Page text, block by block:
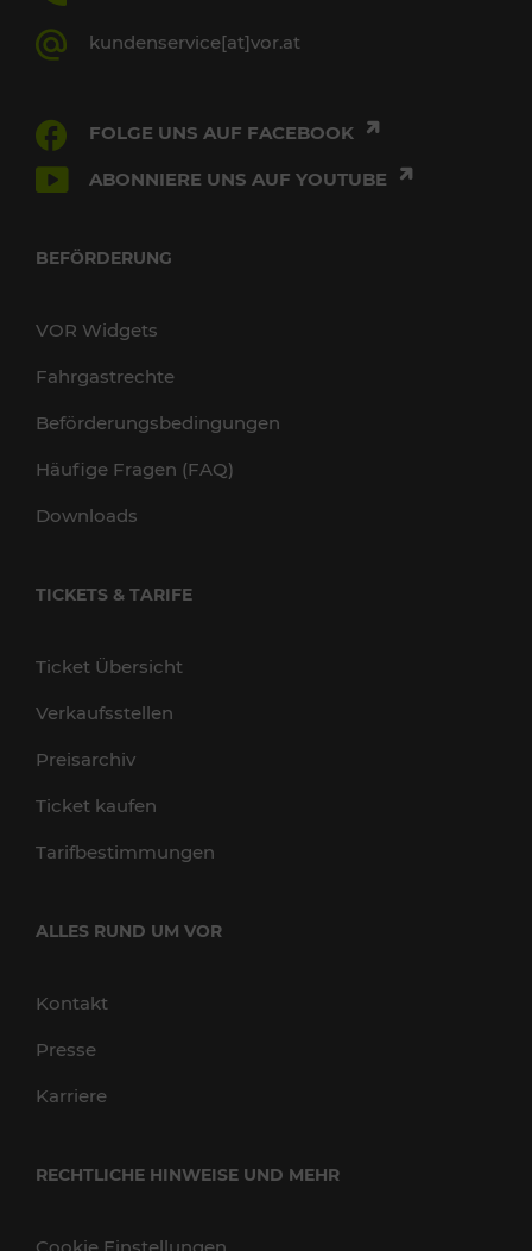
kundenservice[at]vor.at
FOLGE UNS AUF FACEBOOK
ABONNIERE UNS AUF YOUTUBE
BEFÖRDERUNG
VOR Widgets
Fahrgastrechte
Beförderungsbedingungen
Häufige Fragen (FAQ)
Downloads
TICKETS & TARIFE
Ticket Übersicht
Verkaufsstellen
Preisarchiv
Ticket kaufen
Tarifbestimmungen
ALLES RUND UM VOR
Kontakt
Presse
Karriere
RECHTLICHE HINWEISE UND MEHR